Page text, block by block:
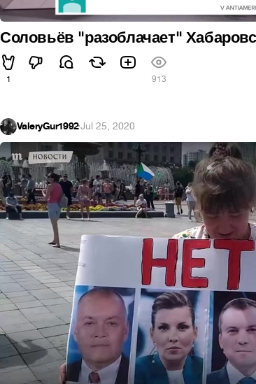
Соловьёв "разоблачает"
1 913
ValeryGur1992·Jul 25, 2020